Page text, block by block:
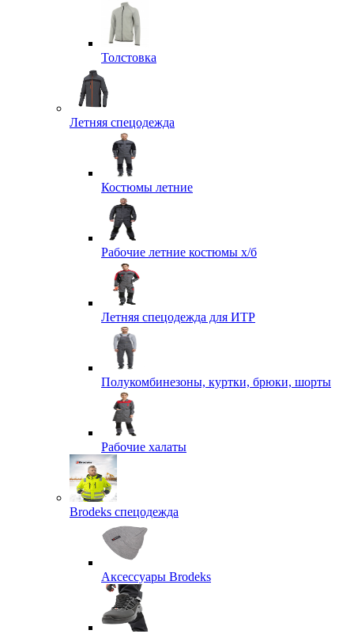
Толстовка
Летняя спецодежда
Костюмы летние
Рабочие летние костюмы х/б
Летняя спецодежда для ИТР
Полукомбинезоны, куртки, брюки, шорты
Рабочие халаты
Brodeks спецодежда
Аксессуары Brodeks